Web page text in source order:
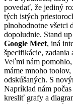
povedať, že jediný
tých istých
plnohodnotne všetci
dopoludnie. Stand
Google Meet, iná
špecifikácie, zadania
Veľmi nám
máme mnoho
odskúšaných. S
Napríklad nám
kresliť grafy a